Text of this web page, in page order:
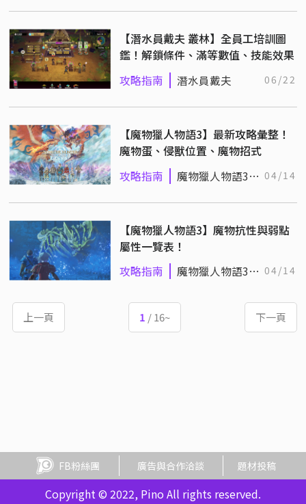
【潛水員戴夫 叢林】全員工培訓圖
鑑！解鎖條件、滿等數值、技能效果
攻略指南 潛水員戴夫 06/22
【魔物獵人物語3】最新攻略彙整！
魔物蛋、侵獸位置、魔物招式
攻略指南
魔物獵人物語3： 04/14
【魔物獵人物語3】魔物抗性與弱點
屬性一覽表！
攻略指南
魔物獵人物語3： 04/14
上一頁 1 / 16~ 下一頁
FB粉絲團 廣告與合作洽談 題材投稿
Copyright © 2022, Pino All rights reserved.